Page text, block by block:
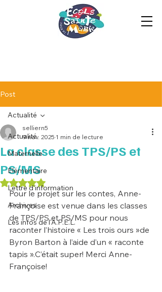
Post
Actualité
Maternelle
Elémentaire
Lettre d'information
Archives
Les infos de l'A.P.E.L.
Actualité
La classe des TPS/PS et
PS/MS
selliern5
9 nov. 2025 1 min de lecture
Noté NaN étoiles sur 5.
Pour le projet sur les contes, Anne-
Françoise est venue dans les classes
de TPS/PS et PS/MS pour nous
raconter l’histoire « Les trois ours »de
Byron Barton à l’aide d’un « raconte
tapis ».C’était super! Merci Anne-
Françoise!